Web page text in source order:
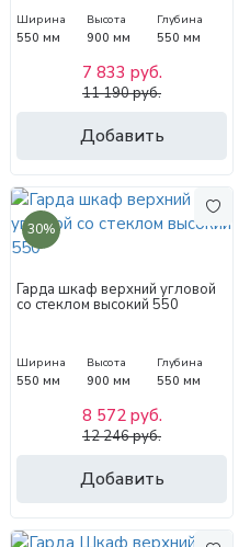
Ширина
550 мм
Высота
900 мм
Глубина
550 мм
Добавить
7 833 руб.
11 190 руб.
30%
Гарда шкаф верхний угловой
со стеклом высокий 550
Ширина
550 мм
Высота
900 мм
Глубина
550 мм
Добавить
8 572 руб.
12 246 руб.